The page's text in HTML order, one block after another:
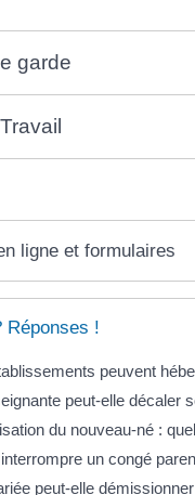
garde
ligne et formulaires
Réponses !
peuvent
peut-elle décaler
du nouveau-né :
un congé
peut-elle